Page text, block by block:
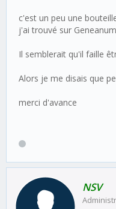
c'est un peu une
j'ai trouvé sur
Il semblerait qu'il faille
Alors je me disais que
merci d'avance
NSV